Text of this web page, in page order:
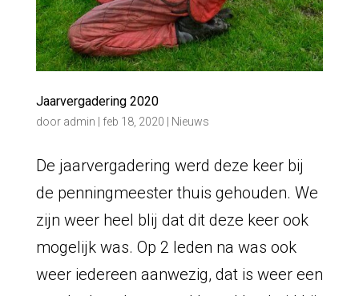
Jaarvergadering 2020
door admin feb 18, 2020 Nieuws
De jaarvergadering werd deze keer bij
de penningmeester thuis gehouden. We
zijn weer heel blij dat dit deze keer ook
mogelijk was. Op 2 leden na was ook
weer iedereen aanwezig, dat is weer een